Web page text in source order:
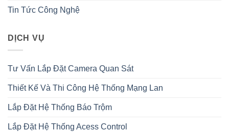
Tin Tức Công Nghệ
DỊCH VỤ
Tư Vấn Lắp Đặt Camera Quan Sát
Thiết Kế Và Thi Công Hệ Thống Mạng Lan
Lắp Đặt Hệ Thống Báo Trộm
Lắp Đặt Hệ Thống Acess Control